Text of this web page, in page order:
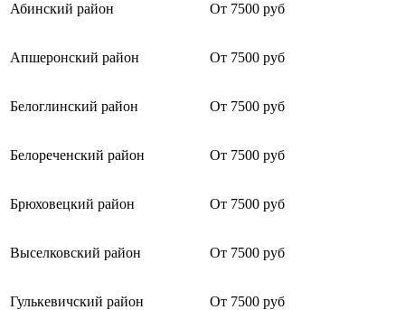
Абинский район От 7500 руб
Апшеронский район От 7500 руб
Белоглинский район От 7500 руб
Белореченский район От 7500 руб
Брюховецкий район От 7500 руб
Выселковский район От 7500 руб
Гулькевичский район От 7500 руб